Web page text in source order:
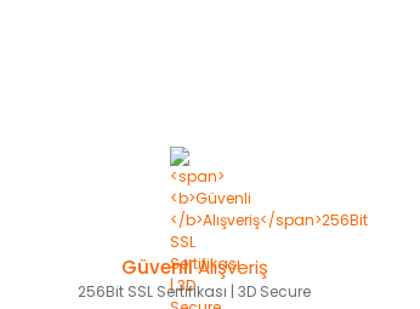
GüvenliAlışveriş
256Bit SSL Sertifikası | 3D Secure